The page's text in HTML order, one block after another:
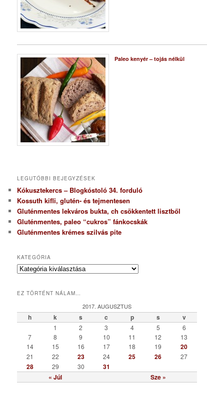
Paleo kenyér – tojás nélkül
LEGUTÓBBI BEJEGYZÉSEK
Kókusztekercs – Blogkóstoló 34. forduló
Kossuth kifli, glutén- és tejmentesen
Gluténmentes lekváros bukta, ch csökkentett lisztből
Gluténmentes, paleo “cukros” fánkocskák
Gluténmentes krémes szilvás pite
KATEGÓRIA
K
e
r
EZ TÖRTÉNT NÁLAM…
2017. AUGUSZTUS
h k s c p s v
« Júl Sze »
1 2 3 4 5
6
7
8 9 10 11 12
13
14
15 16 17 18 19 20
21 22 23 24 25 26 27
28 29 30 31